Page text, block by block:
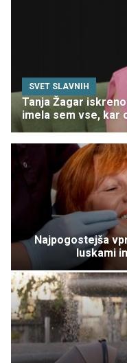
SVET SLAVNIH
Tanja Žagar
imela sem vse, kar
Najpogostejša
luskami